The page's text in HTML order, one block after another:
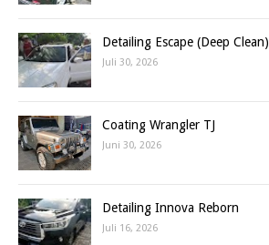
Detailing Escape (Deep Clean)
Juli 30, 2026
Coating Wrangler TJ
Juni 30, 2026
Detailing Innova Reborn
Juli 16, 2026